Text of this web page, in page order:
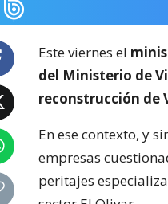
Este viernes el
del Ministerio de
reconstrucción de
En ese contexto, y
empresas
peritajes